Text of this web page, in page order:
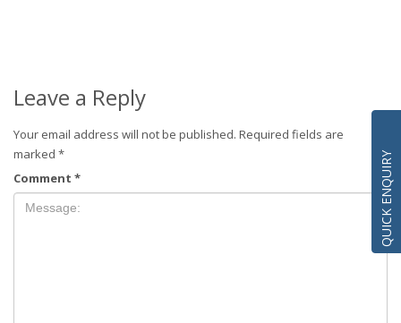
Leave a Reply
Your email address will not be published. Required fields are
marked *
Comment * QUICK ENQUIRY